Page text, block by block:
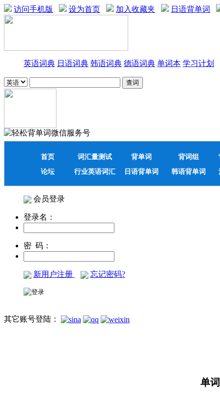
访问手机版 设为首页 加入收藏夹 日语背单词
英语词典 日语词典 韩语词典 德语词典 单词本 学习计划
首页 词汇量测试 背单词 背词组
论坛
行业英语词汇 日语背单词 韩语背单词
会员登录
登录名：
密 码：
新用户注册 忘记密码?
其它账号登陆：
单